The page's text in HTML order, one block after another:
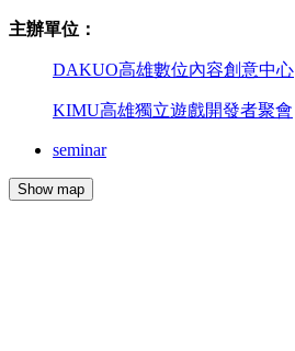
主辦單位：
DAKUO高雄數位內容創意中心
KIMU高雄獨立遊戲開發者聚會
seminar
Show map